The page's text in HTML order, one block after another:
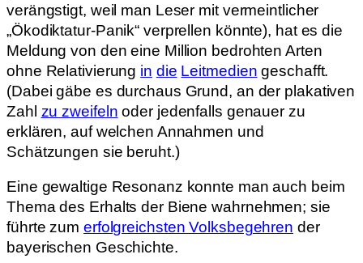
verängstigt, weil man Leser mit vermeintlicher
„Ökodiktatur-Panik“ verprellen könnte), hat es die
Meldung von den eine Million bedrohten Arten
ohne Relativierung in die Leitmedien geschafft.
(Dabei gäbe es durchaus Grund, an der plakativen
Zahl zu zweifeln oder jedenfalls genauer zu
erklären, auf welchen Annahmen und
Schätzungen sie beruht.)
Eine gewaltige Resonanz konnte man auch beim
Thema des Erhalts der Biene wahrnehmen; sie
führte zum erfolgreichsten Volksbegehren der
bayerischen Geschichte.